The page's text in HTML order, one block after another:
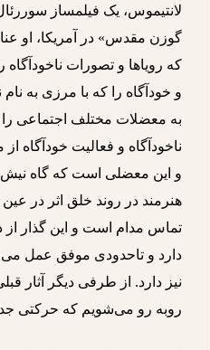
لانتیموس، یک فیلمساز
گوزن مقدس» در آمریکا، او
که رویاها و تصورات
و خودآگاه را که با مرزی به
به معضلات مختلف اجتماعی را
ناخودآگاه و فعالیت خودآگاه
و این معضلی است که گاه نیش
هنرمند در روند خلق اثر در عین
تماس مدام است و این گذار
دارد و تاحدودی موفق عمل می
نیز دارد. از طرفی دیگر آثار
روبه رو می‌شویم که حرکتی